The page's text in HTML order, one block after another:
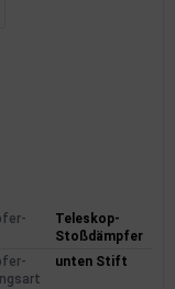
Teleskop-
Stoßdämpfer
unten Stift